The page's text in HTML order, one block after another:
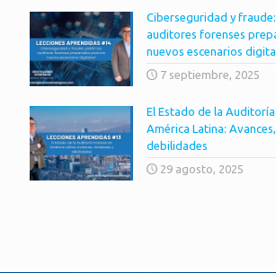
Ciberseguridad y
auditores forenses
nuevos escenarios
7 septiembre, 2025
El Estado de la
América Latina:
debilidades
29 agosto, 2025